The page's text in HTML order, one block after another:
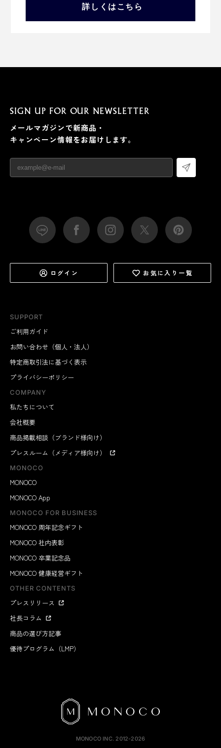
詳しくはこちら
SUPPORT
ご利用ガイド
お問い合わせ（個人・法人）
特定商取引法に基づく表示
プライバシーポリシー
COMPANY
私たちについて
会社概要
商品掲載相談（ブランド様向け）
プレスルーム（メディア様向け）
MONOCO
MONOCO
MONOCO App
MONOCO FOR BUSINESS
MONOCO 周年記念ギフト
MONOCO 社内表彰
MONOCO 卒業記念品
MONOCO 健康経営ギフト
OTHER CONTENTS
プレスリリース
社長コラム
商品の選び方記事
優待プログラム（LMP）
SIGN UP FOR OUR NEWSLETTER
メールマガジンで新商品・
キャンペーン情報をお届けします。
ログイン お気に入り一覧
MONOCO INC. 2012-2026